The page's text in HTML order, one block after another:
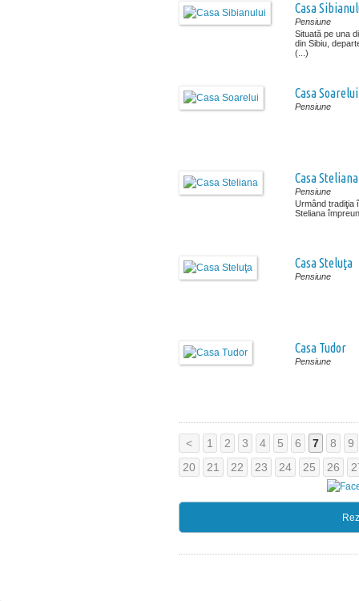
Casa
Pensiune
Situată pe una
din Sibiu,
(...)
Casa Soarelui
Pensiune
Casa Steliana
Pensiune
Urmând tradiţia
Steliana
Casa Steluţa
Pensiune
Casa Tudor
Pensiune
< 1 2 3 4 5 6 7 8
9
20
21 22 23 24 25 26